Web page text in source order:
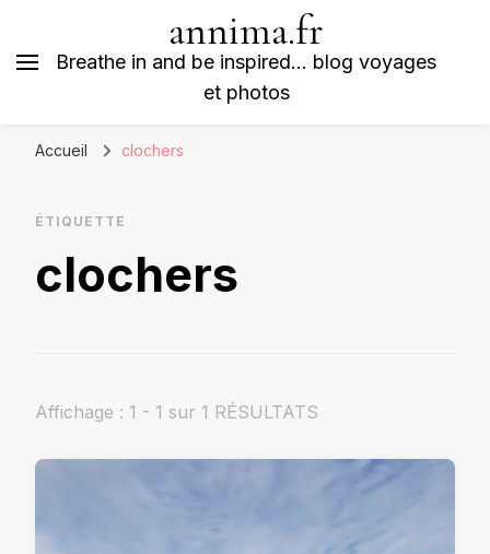
annima.fr
Breathe in and be inspired… blog voyages
et photos
Accueil clochers
ÉTIQUETTE
clochers
Affichage : 1 - 1 sur 1 RÉSULTATS